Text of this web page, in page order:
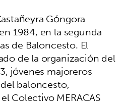
Góngora
1984, en la segunda
de Baloncesto. El
de la organización del
jóvenes majoreros
baloncesto,
Colectivo MERACAS